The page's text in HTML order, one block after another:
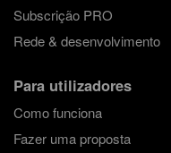
Subscrição PRO
Rede & desenvolvimento
Para utilizadores
Como funciona
Fazer uma proposta